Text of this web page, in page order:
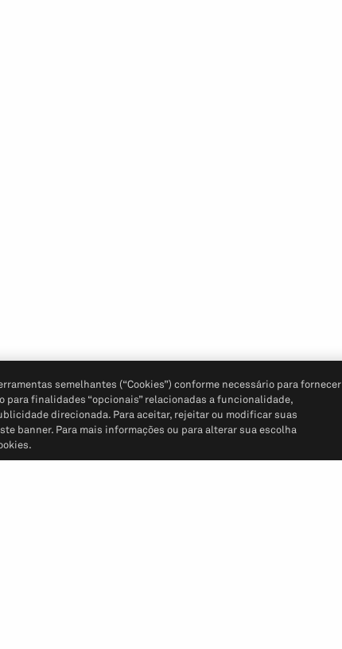
semelhantes (“Cookies”) conforme necessário para fornecer
para finalidades “opcionais” relacionadas a funcionalidade,
direcionada. Para aceitar, rejeitar ou modificar suas
banner. Para mais informações ou para alterar sua escolha